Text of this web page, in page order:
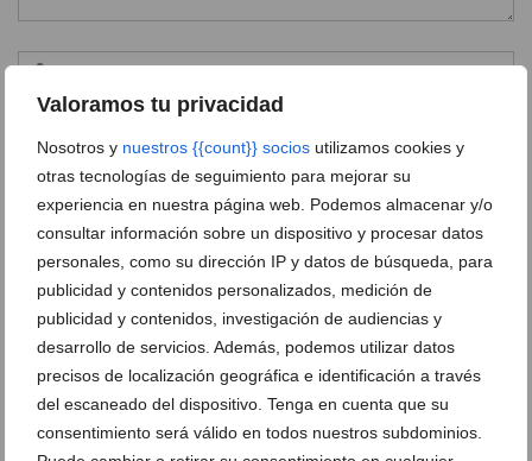
Valoramos tu privacidad
Nosotros y nuestros {{count}} socios utilizamos cookies y
otras tecnologías de seguimiento para mejorar su
experiencia en nuestra página web. Podemos almacenar y/o
consultar información sobre un dispositivo y procesar datos
personales, como su dirección IP y datos de búsqueda, para
publicidad y contenidos personalizados, medición de
publicidad y contenidos, investigación de audiencias y
desarrollo de servicios. Además, podemos utilizar datos
precisos de localización geográfica e identificación a través
del escaneado del dispositivo. Tenga en cuenta que su
consentimiento será válido en todos nuestros subdominios.
Ver sorteos
Newsletter